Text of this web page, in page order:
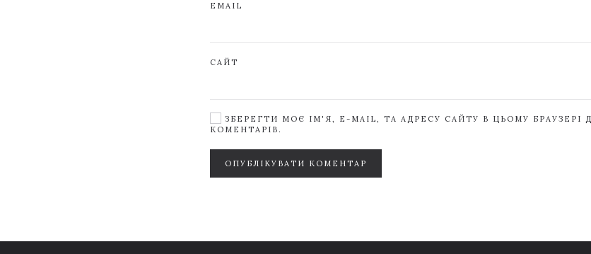
EMAIL
САЙТ
ЗБЕРЕГТИ МОЄ ІМ'Я, E-MAIL, ТА АДРЕСУ САЙТУ В ЦЬОМУ БРАУЗЕРІ
КОМЕНТАРІВ.
ОПУБЛІКУВАТИ КОМЕНТАР